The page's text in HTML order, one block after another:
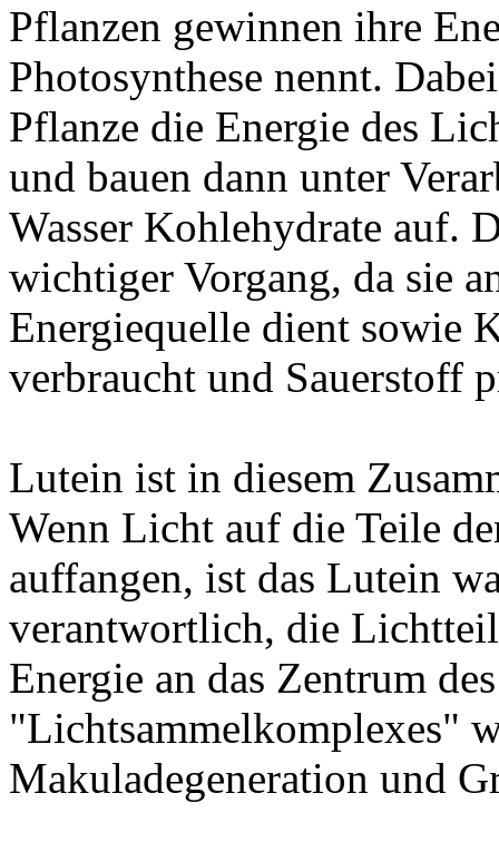
Pflanzen gewinnen ihre
Photosynthese nennt.
Pflanze die Energie des
und bauen dann unter
Wasser Kohlehydrate auf.
wichtiger Vorgang, da sie
Energiequelle dient sowie
verbraucht und Sauerstoff
Lutein ist in diesem
Wenn Licht auf die Teile
auffangen, ist das Lutein
verantwortlich, die
Energie an das Zentrum
"Lichtsammelkomplexes"
Makuladegeneration und